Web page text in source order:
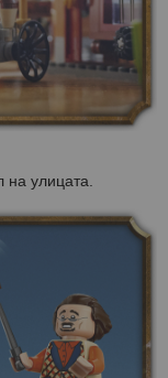
улицата.